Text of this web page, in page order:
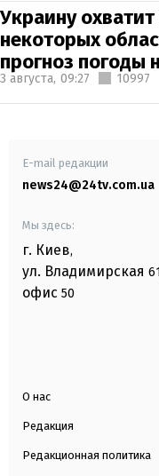
Украину
некоторых
прогноз погоды
3 августа, 09:27 10997
E-mail редакции
news24@24tv.com.ua
Мы здесь:
г. Киев,
ул. Владимирская
офис 50
О нас
Редакция
Редакционная политика